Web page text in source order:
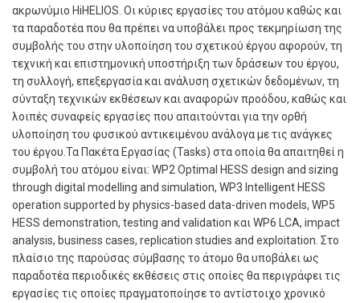
ακρωνύμιο HiHELIOS. Οι κύριες εργασίες του ατόμου καθώς και
τα παραδοτέα που θα πρέπει να υποβάλει προς τεκμηρίωση της
συμβολής του στην υλοποίηση του σχετικού έργου αφορούν, τη
τεχνική και επιστημονική υποστήριξη των δράσεων του έργου,
τη συλλογή, επεξεργασία και ανάλυση σχετικών δεδομένων, τη
σύνταξη τεχνικών εκθέσεων και αναφορών προόδου, καθώς και
λοιπές συναφείς εργασίες που απαιτούνται για την ορθή
υλοποίηση του φυσικού αντικειμένου ανάλογα με τις ανάγκες
του έργου.Τα Πακέτα Εργασίας (Tasks) στα οποία θα απαιτηθεί η
συμβολή του ατόμου είναι: WP2 Optimal HESS design and sizing
through digital modelling and simulation, WP3 Intelligent HESS
operation supported by physics-based data-driven models, WP5
HESS demonstration, testing and validation και WP6 LCA, impact
analysis, business cases, replication studies and exploitation. Στο
πλαίσιο της παρούσας σύμβασης το άτομο θα υποβάλει ως
παραδοτέα περιοδικές εκθέσεις στις οποίες θα περιγράφει τις
εργασίες τις οποίες πραγματοποίησε το αντίστοιχο χρονικό